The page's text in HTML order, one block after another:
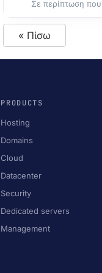
Σε περίπτωση που
« Πίσω
PRODUCTS
Hosting
Domains
Cloud
Datacenter
Security
Dedicated servers
Management